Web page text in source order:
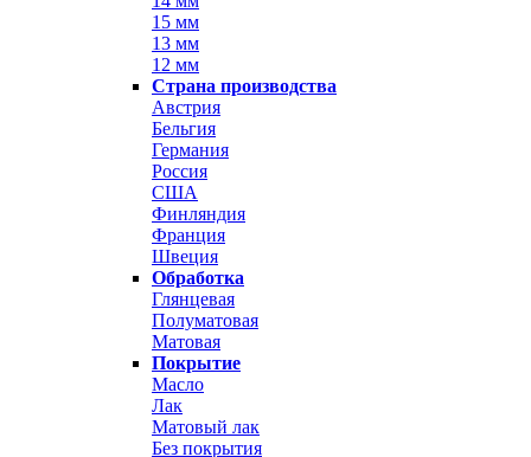
15 мм
13 мм
12 мм
Страна производства
Австрия
Бельгия
Германия
Россия
США
Финляндия
Франция
Швеция
Обработка
Глянцевая
Полуматовая
Матовая
Покрытие
Масло
Лак
Матовый лак
Без покрытия